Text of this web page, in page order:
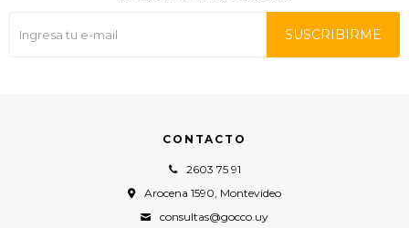
CONTACTO
2603 75 91
Arocena 1590, Montevideo
consultas@gocco.uy
SUSCRIBIRME